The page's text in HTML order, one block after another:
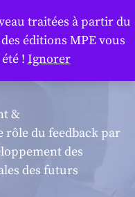
&
rôle du feedback par
des
des futurs
traitées à partir du
éditions MPE vous
! Ignorer